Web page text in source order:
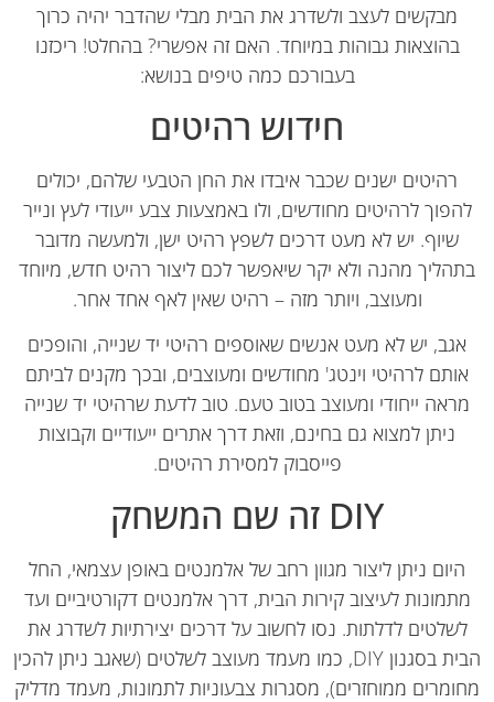
מבקשים לעצב ולשדרג את הבית מבלי שהדבר יהיה כרוך
בהוצאות גבוהות במיוחד. האם זה אפשרי? בהחלט! ריכזנו
בעבורכם כמה טיפים בנושא:
חידוש רהיטים
רהיטים ישנים שכבר איבדו את החן הטבעי שלהם, יכולים
לרהיטים מחודשים, ולו באמצעות צבע ייעודי לעץ ונייר
שיוף. יש לא מעט דרכים לשפץ רהיט ישן, ולמעשה מדובר
מהנה ולא יקר שיאפשר לכם ליצור רהיט חדש, מיוחד
ומעוצב, ויותר מזה – רהיט שאין לאף אחד אחר.
יש לא מעט אנשים שאוספים רהיטי יד שנייה, והופכים
לרהיטי וינטג' מחודשים ומעוצבים, ובכך מקנים לביתם
ייחודי ומעוצב בטוב טעם. טוב לדעת שרהיטי יד שנייה
ניתן למצוא גם בחינם, וזאת דרך אתרים ייעודיים וקבוצות
פייסבוק למסירת רהיטים.
DIY זה שם המשחק
ניתן ליצור מגוון רחב של אלמנטים באופן עצמאי, החל
לעיצוב קירות הבית, דרך אלמנטים דקורטיביים ועד
לדלתות. נסו לחשוב על דרכים יצירתיות לשדרג את
הבית בסגנון DIY, כמו מעמד מעוצב לשלטים (שאגב ניתן להכין
ממוחזרים), מסגרות צבעוניות לתמונות, מעמד מדליק